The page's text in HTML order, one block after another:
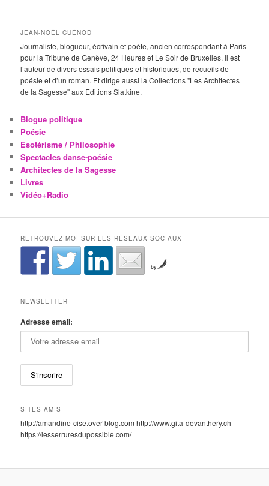
JEAN-NOËL CUÉNOD
Journaliste, blogueur, écrivain et poète, ancien correspondant à Paris
pour la Tribune de Genève, 24 Heures et Le Soir de Bruxelles. Il est
l’auteur de divers essais politiques et historiques, de recueils de
poésie et d’un roman. Et dirige aussi la Collections "Les Architectes
de la Sagesse" aux Editions Slatkine.
Blogue politique
Poésie
Esotérisme / Philosophie
Spectacles danse-poésie
Architectes de la Sagesse
Livres
Vidéo+Radio
RETROUVEZ MOI SUR LES RÉSEAUX SOCIAUX
by
NEWSLETTER
Adresse email:
SITES AMIS
http://amandine-cise.over-blog.com http://www.gita-devanthery.ch
https://lesserruresdupossible.com/